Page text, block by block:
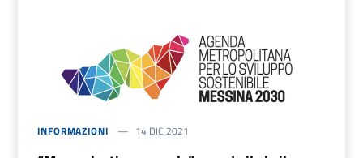
INFORMAZIONI 14 DIC 2021